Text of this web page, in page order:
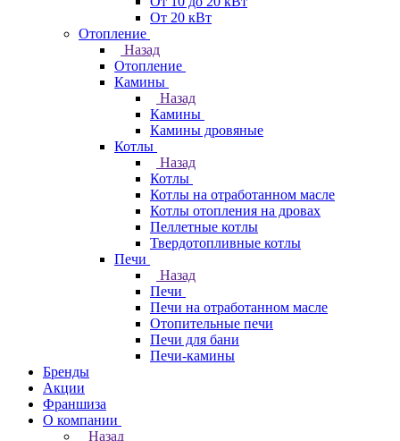
От 20 кВт
Отопление
Назад
Отопление
Камины
Назад
Камины
Камины дровяные
Котлы
Назад
Котлы
Котлы на отработанном масле
Котлы отопления на дровах
Пеллетные котлы
Твердотопливные котлы
Печи
Назад
Печи
Печи на отработанном масле
Отопительные печи
Печи для бани
Печи-камины
Бренды
Акции
Франшиза
О компании
Назад